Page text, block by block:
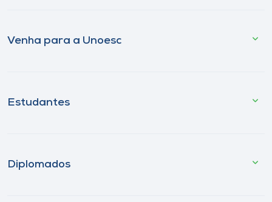
Venha para a Unoesc
Estudantes
Diplomados